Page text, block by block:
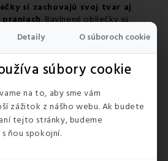
Detaily O súboroch cookie
súbory cookie
na to, aby sme vám
zážitok z nášho webu. Ak budete
tejto stránky, budeme
ňou spokojní.
si zachovajú svoj tvar aj
. Bavlnené obliečky sú
kto si potrpí na pohodlie,
a zároveň skvelým tipom
značkou EMI získavate istotu, že
pôsobiť štýlovo a útulne.